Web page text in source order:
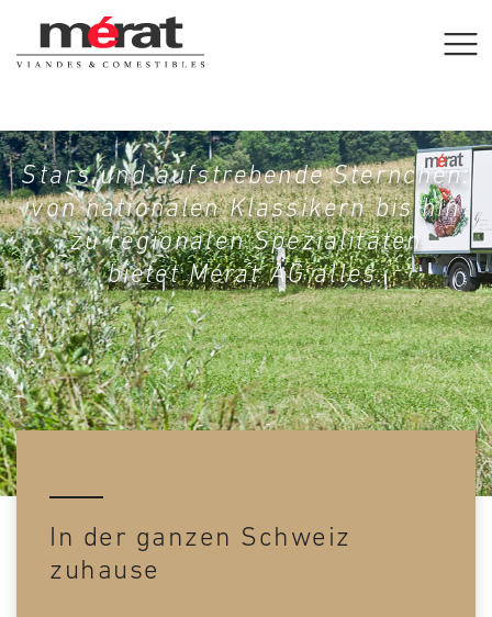
Stars und aufstrebende Sternchen:
von nationalen Klassikern bis hin
zu regionalen Spezialitäten
bietet Mérat AG alles.
In der ganzen Schweiz
zuhause